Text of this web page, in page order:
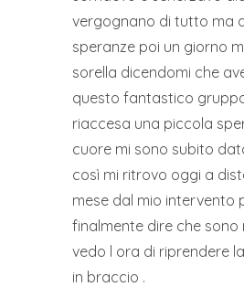
vergognano di tutto ma
speranze poi un giorno
sorella dicendomi che
questo fantastico
riaccesa una piccola
cuore mi sono subito
così mi ritrovo oggi a
mese dal mio intervento
finalmente dire che sono
vedo l ora di riprendere
in braccio .